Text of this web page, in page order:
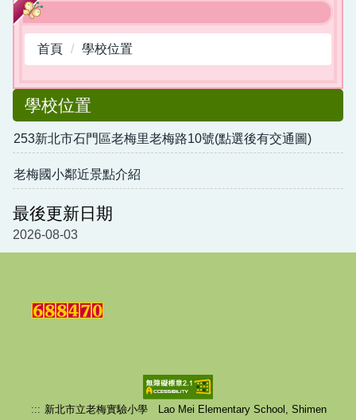
首頁 學校位置
學校位置
253新北市石門區老梅里老梅路10號(點選後有交通圖)
老梅國小鄰近景點介紹
最後更新日期
2026-08-03
::: 新北市立老梅實驗小學 Lao Mei Elementary School, Shimen